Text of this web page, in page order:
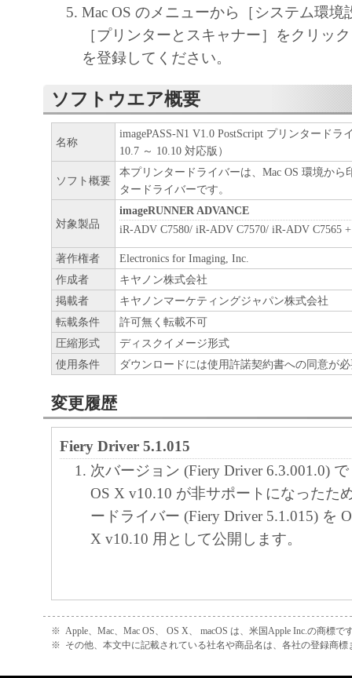
Mac OS のメニューから［システム環境
［プリンターとスキャナー］をクリッ
を登録してください。
ソフトウエア概要
名称
imagePASS-N1 V1.0 PostScript プリンタードラ
10.7 ～ 10.10 対応版）
ソフト概要
本プリンタードライバーは、Mac OS 環境から
タードライバーです。
対象製品
imageRUNNER ADVANCE
iR-ADV C7580/ iR-ADV C7570/ iR-ADV C7565
著作権者
Electronics for Imaging, Inc.
作成者
キヤノン株式会社
掲載者
キヤノンマーケティングジャパン株式会社
転載条件
許可無く転載不可
圧縮形式
ディスクイメージ形式
使用条件
ダウンロードには使用許諾契約書への同意が
変更履歴
Fiery Driver 5.1.015
次バージョン (Fiery Driver 6.3.001.0)
OS X v10.10 が非サポートになったた
ードライバー (Fiery Driver 5.1.015) を
X v10.10 用として公開します。
※ Apple、Mac、Mac OS、 OS X、 macOS は、米国Apple Inc.の商標で
※ その他、本文中に記載されている社名や商品名は、各社の登録商標